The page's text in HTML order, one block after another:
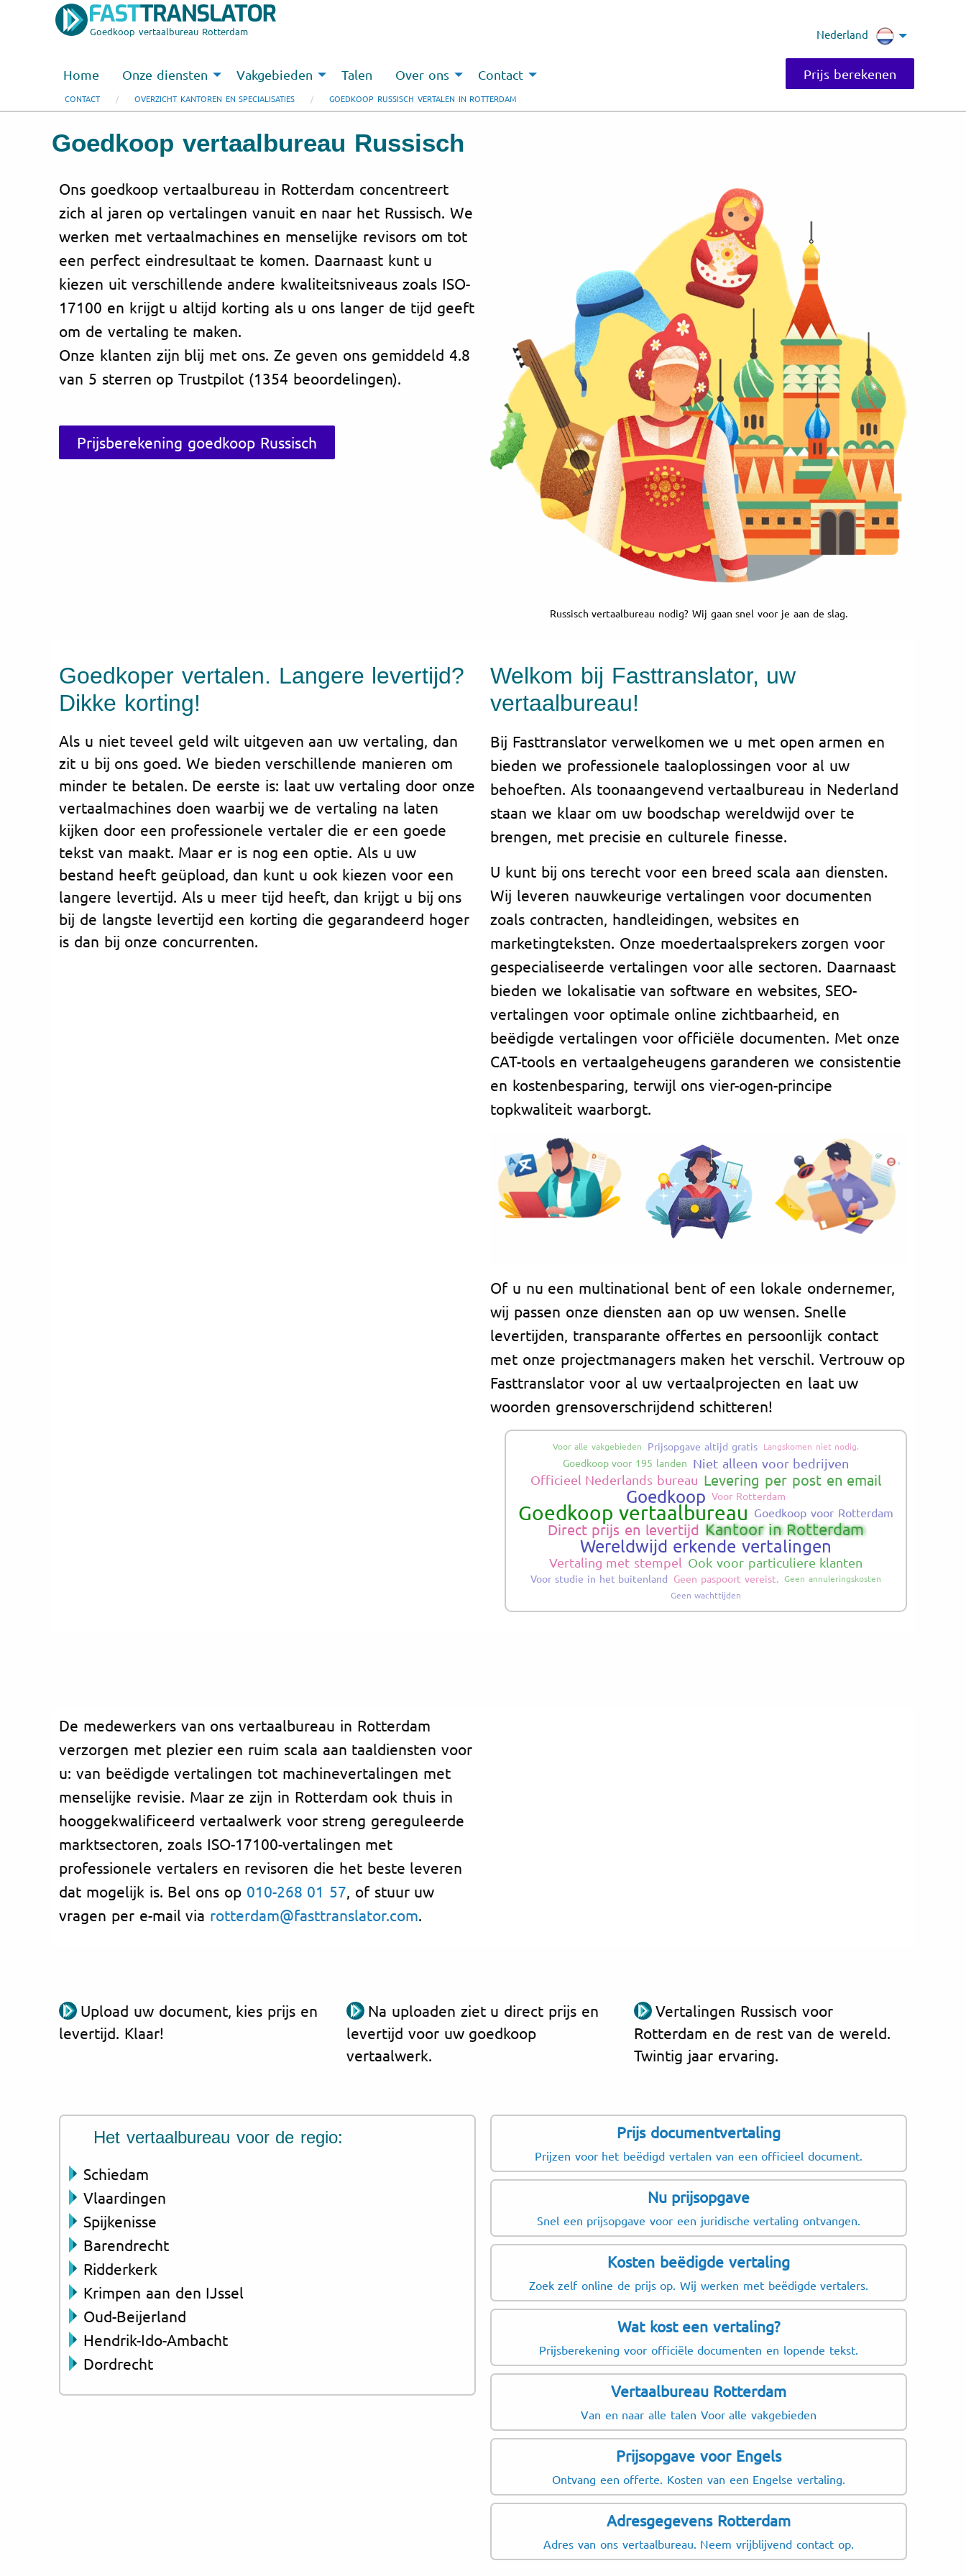
Goedkoop vertaalbureau Rotterdam Nederland
Prijs berekenen
Home Onze diensten Vakgebieden Talen Over ons Contact
CONTACT OVERZICHT KANTOREN EN SPECIALISATIES GOEDKOOP RUSSISCH VERTALEN IN ROTTERDAM
Goedkoop vertaalbureau Russisch
Ons goedkoop vertaalbureau in Rotterdam concentreert
zich al jaren op vertalingen vanuit en naar het Russisch. We
werken met vertaalmachines en menselijke revisors om tot
een perfect eindresultaat te komen. Daarnaast kunt u
kiezen uit verschillende andere kwaliteitsniveaus zoals ISO-
17100 en krijgt u altijd korting als u ons langer de tijd geeft
om de vertaling te maken.
Onze klanten zijn blij met ons. Ze geven ons gemiddeld 4.8
van 5 sterren op Trustpilot (1354 beoordelingen).
Prijsberekening goedkoop Russisch
Russisch vertaalbureau nodig? Wij gaan snel voor je aan de slag.
Goedkoper vertalen. Langere levertijd?
Dikke korting!
Als u niet teveel geld wilt uitgeven aan uw vertaling, dan
zit u bij ons goed. We bieden verschillende manieren om
minder te betalen. De eerste is: laat uw vertaling door onze
vertaalmachines doen waarbij we de vertaling na laten
kijken door een professionele vertaler die er een goede
tekst van maakt. Maar er is nog een optie. Als u uw
bestand heeft geüpload, dan kunt u ook kiezen voor een
langere levertijd. Als u meer tijd heeft, dan krijgt u bij ons
bij de langste levertijd een korting die gegarandeerd hoger
is dan bij onze concurrenten.
Welkom bij Fasttranslator, uw
vertaalbureau!
Bij Fasttranslator verwelkomen we u met open armen en
bieden we professionele taaloplossingen voor al uw
behoeften. Als toonaangevend vertaalbureau in Nederland
staan we klaar om uw boodschap wereldwijd over te
brengen, met precisie en culturele finesse.
U kunt bij ons terecht voor een breed scala aan diensten.
Wij leveren nauwkeurige vertalingen voor documenten
zoals contracten, handleidingen, websites en
marketingteksten. Onze moedertaalsprekers zorgen voor
gespecialiseerde vertalingen voor alle sectoren. Daarnaast
bieden we lokalisatie van software en websites, SEO-
vertalingen voor optimale online zichtbaarheid, en
beëdigde vertalingen voor officiële documenten. Met onze
CAT-tools en vertaalgeheugens garanderen we consistentie
en kostenbesparing, terwijl ons vier-ogen-principe
topkwaliteit waarborgt.
Of u nu een multinational bent of een lokale ondernemer,
wij passen onze diensten aan op uw wensen. Snelle
levertijden, transparante offertes en persoonlijk contact
met onze projectmanagers maken het verschil. Vertrouw op
Fasttranslator voor al uw vertaalprojecten en laat uw
woorden grensoverschrijdend schitteren!
Voor alle vakgebieden Prijsopgave altijd gratis Langskomen niet nodig.
Goedkoop voor 195 landen Niet alleen voor bedrijven
Officieel Nederlands bureau Levering per post en email
Goedkoop Voor Rotterdam
Goedkoop vertaalbureau Goedkoop voor Rotterdam
Direct prijs en levertijd Kantoor in Rotterdam
Wereldwijd erkende vertalingen
Vertaling met stempel Ook voor particuliere klanten
Voor studie in het buitenland Geen paspoort vereist. Geen annuleringskosten
Geen wachttijden
De medewerkers van ons vertaalbureau in Rotterdam
verzorgen met plezier een ruim scala aan taaldiensten voor
u: van beëdigde vertalingen tot machinevertalingen met
menselijke revisie. Maar ze zijn in Rotterdam ook thuis in
hooggekwalificeerd vertaalwerk voor streng gereguleerde
marktsectoren, zoals ISO-17100-vertalingen met
professionele vertalers en revisoren die het beste leveren
dat mogelijk is. Bel ons op 010-268 01 57 , of stuur uw
vragen per e-mail via rotterdam@fasttranslator.com.
Upload uw document, kies prijs en
levertijd. Klaar!
Na uploaden ziet u direct prijs en
levertijd voor uw goedkoop
vertaalwerk.
Vertalingen Russisch voor
Rotterdam en de rest van de wereld.
Twintig jaar ervaring.
Het vertaalbureau voor de regio:
Schiedam
Vlaardingen
Spijkenisse
Barendrecht
Ridderkerk
Krimpen aan den IJssel
Oud-Beijerland
Hendrik-Ido-Ambacht
Dordrecht
Prijs documentvertaling
Prijzen voor het beëdigd vertalen van een officieel document.
Nu prijsopgave
Snel een prijsopgave voor een juridische vertaling ontvangen.
Kosten beëdigde vertaling
Zoek zelf online de prijs op. Wij werken met beëdigde vertalers.
Wat kost een vertaling?
Prijsberekening voor officiële documenten en lopende tekst.
Vertaalbureau Rotterdam
Van en naar alle talen Voor alle vakgebieden
Prijsopgave voor Engels
Ontvang een offerte. Kosten van een Engelse vertaling.
Adresgegevens Rotterdam
Adres van ons vertaalbureau. Neem vrijblijvend contact op.